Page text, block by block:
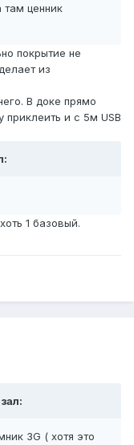
там ценник
покрытие не
из
В доке прямо
приклеить и с 5м USB
1 базовый.
3G ( хотя это